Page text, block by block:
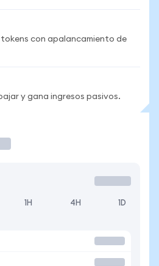
con apalancamiento de
y gana ingresos pasivos.
1H 4H 1D